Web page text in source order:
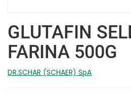
GLUTAFIN
FARINA 500G
DR.SCHAR (SCHAER) SpA